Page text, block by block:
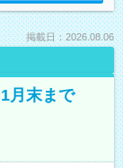
掲載日：2026.08.06
月末まで